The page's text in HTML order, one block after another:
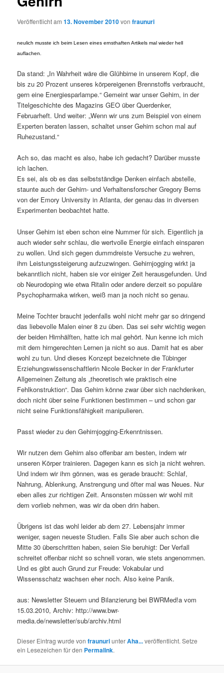
Veröffentlicht am13. November 2010vonfraunuri
neulich musste ich beim Lesen eines ernsthaften Artikels mal wieder hell
auflachen.
Da stand: „In Wahrheit wäre die Glühbirne in unserem Kopf, die
bis zu 20 Prozent unseres körpereigenen Brennstoffs verbraucht,
gern eine Energiesparlampe.“ Gemeint war unser Gehirn, in der
Titelgeschichte des Magazins GEO über Querdenker,
Februarheft. Und weiter: „Wenn wir uns zum Beispiel von einem
Experten beraten lassen, schaltet unser Gehirn schon mal auf
Ruhezustand.“
Ach so, das macht es also, habe ich gedacht? Darüber musste
ich lachen.
Es sei, als ob es das selbstständige Denken einfach abstelle,
staunte auch der Gehirn- und Verhaltensforscher Gregory Berns
von der Emory University in Atlanta, der genau das in diversen
Experimenten beobachtet hatte.
Unser Gehirn ist eben schon eine Nummer für sich. Eigentlich ja
auch wieder sehr schlau, die wertvolle Energie einfach einsparen
zu wollen. Und sich gegen dummdreiste Versuche zu wehren,
ihm Leistungssteigerung aufzuzwingen. Gehirnjogging wirkt ja
bekanntlich nicht, haben sie vor einiger Zeit herausgefunden. Und
ob Neurodoping wie etwa Ritalin oder andere derzeit so populäre
Psychopharmaka wirken, weiß man ja noch nicht so genau.
Meine Tochter braucht jedenfalls wohl nicht mehr gar so dringend
das liebevolle Malen einer 8 zu üben. Das sei sehr wichtig wegen
der beiden Hirnhälften, hatte ich mal gehört. Nun kenne ich mich
mit dem hirngerechten Lernen ja nicht so aus. Damit hat es aber
wohl zu tun. Und dieses Konzept bezeichnete die Tübinger
Erziehungswissenschaftlerin Nicole Becker in der Frankfurter
Allgemeinen Zeitung als „theoretisch wie praktisch eine
Fehlkonstruktion“. Das Gehirn könne zwar über sich nachdenken,
doch nicht über seine Funktionen bestimmen – und schon gar
nicht seine Funktionsfähigkeit manipulieren.
Passt wieder zu den Gehirnjogging-Erkenntnissen.
Wir nutzen dem Gehirn also offenbar am besten, indem wir
unseren Körper trainieren. Dagegen kann es sich ja nicht wehren.
Und indem wir ihm gönnen, was es gerade braucht: Schlaf,
Nahrung, Ablenkung, Anstrengung und öfter mal was Neues. Nur
eben alles zur richtigen Zeit. Ansonsten müssen wir wohl mit
dem vorlieb nehmen, was wir da oben drin haben.
Übrigens ist das wohl leider ab dem 27. Lebensjahr immer
weniger, sagen neueste Studien. Falls Sie aber auch schon die
Mitte 30 überschritten haben, seien Sie beruhigt: Der Verfall
schreitet offenbar nicht so schnell voran, wie stets angenommen.
Und es gibt auch Grund zur Freude: Vokabular und
Wissensschatz wachsen eher noch. Also keine Panik.
aus: Newsletter Steuern und Bilanzierung bei BWRMed!a vom
15.03.2010, Archiv: http://www.bwr-
media.de/newsletter/sub/archiv.html
Dieser Eintrag wurde vonfraunuriunterAha...veröffentlicht. Setze
ein Lesezeichen für den Permalink.